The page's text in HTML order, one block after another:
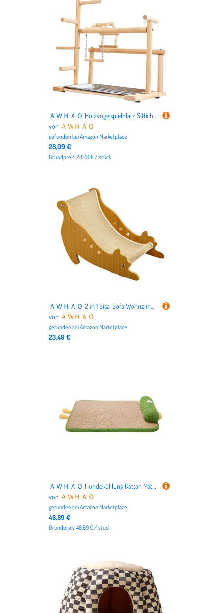
ＡＷＨＡＯ Holzvogelspielplatz Sittich Laufstall Leiter mit Tablett Vogel Spielständer Kletterspielzeug
von ＡＷＨＡＯ
gefunden beiAmazon Marketplace
28,09 €
Grundpreis: 28.09 € / stück
ＡＷＨＡＯ 2 in 1 Sisal Sofa Wohnzimmer Kratzmatte Atmungsaktiv Kätzchen Bett Sofa, Size S
von ＡＷＨＡＯ
gefunden beiAmazon Marketplace
23,49 €
ＡＷＨＡＯ Hundekühlung Rattan Matte Haustier Rasting Matte Hundebett für Hunde ruhen, 75cmx55cm
von ＡＷＨＡＯ
gefunden beiAmazon Marketplace
48,89 €
Grundpreis: 48.89 € / stück